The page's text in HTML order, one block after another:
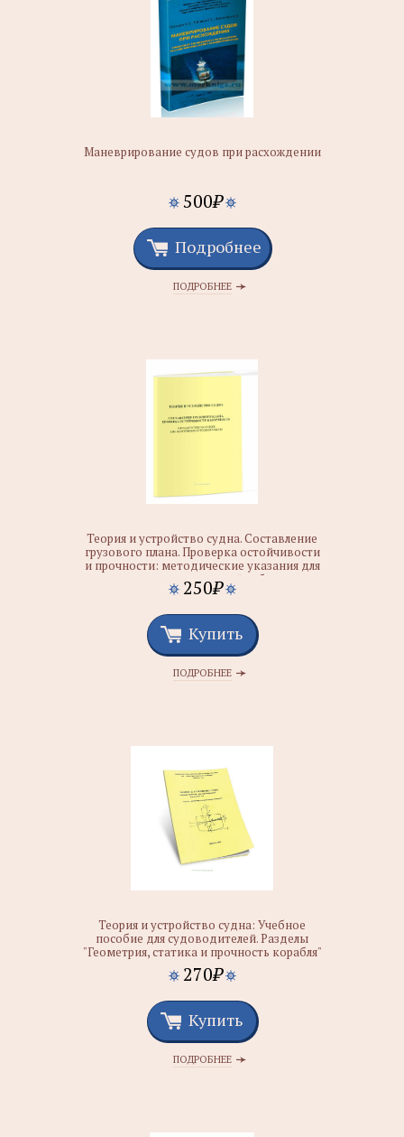
Маневрирование судов при расхождении
500₽
Подробнее
ПОДРОБНЕЕ
Теория и устройство судна. Составление
грузового плана. Проверка остойчивости
и прочности: методические указания для
выполнения курсовой работы
250₽
Купить
ПОДРОБНЕЕ
Теория и устройство судна: Учебное
пособие для судоводителей. Разделы
"Геометрия, статика и прочность корабля"
270₽
Купить
ПОДРОБНЕЕ